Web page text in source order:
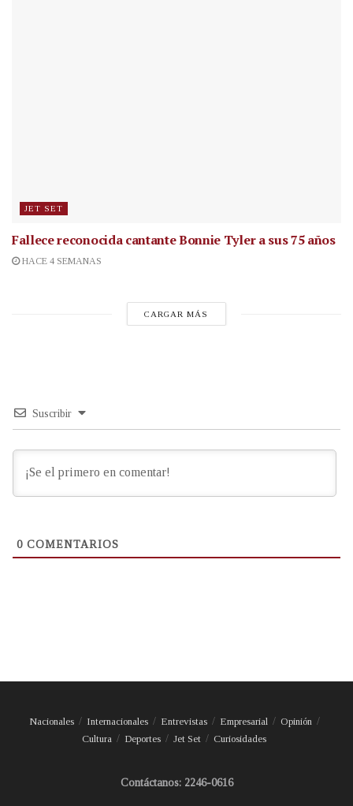
JET SET
Fallece reconocida cantanteBonnie Tyler a sus 75 años
HACE 4 SEMANAS
CARGAR MÁS
Suscribir
0 COMENTARIOS
Nacionales Internacionales Entrevistas Empresarial
Opinión
Cultura
Deportes Jet Set Curiosidades
Contáctanos: 2246-0616